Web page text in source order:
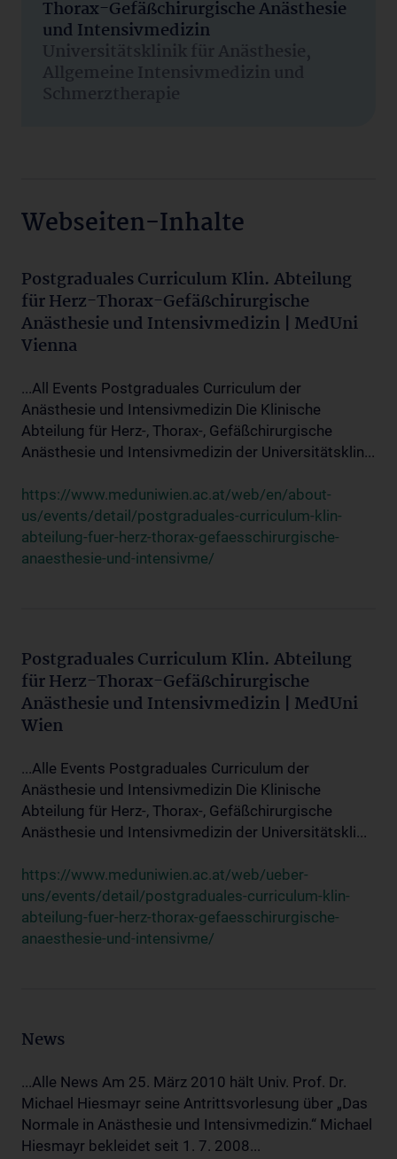
Thorax-Gefäßchirurgische Anästhesie
und Intensivmedizin
Universitätsklinik für Anästhesie,
Allgemeine Intensivmedizin und
Schmerztherapie
Webseiten-Inhalte
Postgraduales Curriculum Klin. Abteilung
für Herz-Thorax-Gefäßchirurgische
Anästhesie und Intensivmedizin | MedUni
Vienna
...All Events Postgraduales Curriculum der
Anästhesie und Intensivmedizin Die Klinische
Abteilung für Herz-, Thorax-, Gefäßchirurgische
Anästhesie und Intensivmedizin der Universitätsklin...
https://www.meduniwien.ac.at/web/en/about-
us/events/detail/postgraduales-curriculum-klin-
abteilung-fuer-herz-thorax-gefaesschirurgische-
anaesthesie-und-intensivme/
Postgraduales Curriculum Klin. Abteilung
für Herz-Thorax-Gefäßchirurgische
Anästhesie und Intensivmedizin | MedUni
Wien
...Alle Events Postgraduales Curriculum der
Anästhesie und Intensivmedizin Die Klinische
Abteilung für Herz-, Thorax-, Gefäßchirurgische
Anästhesie und Intensivmedizin der Universitätskli...
https://www.meduniwien.ac.at/web/ueber-
uns/events/detail/postgraduales-curriculum-klin-
abteilung-fuer-herz-thorax-gefaesschirurgische-
anaesthesie-und-intensivme/
News
...Alle News Am 25. März 2010 hält Univ. Prof. Dr.
Michael Hiesmayr seine Antrittsvorlesung über „Das
Normale in Anästhesie und Intensivmedizin.“ Michael
Hiesmayr bekleidet seit 1. 7. 2008...